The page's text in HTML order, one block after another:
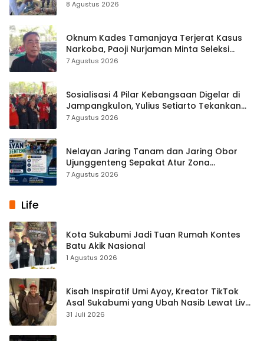
8 Agustus 2026
Oknum Kades Tamanjaya Terjerat Kasus
Narkoba, Paoji Nurjaman Minta Seleksi
Calon Kades Diperketat
7 Agustus 2026
Sosialisasi 4 Pilar Kebangsaan Digelar di
Jampangkulon, Yulius Setiarto Tekankan
Pentingnya Persatuan
7 Agustus 2026
Nelayan Jaring Tanam dan Jaring Obor
Ujunggenteng Sepakat Atur Zona
Penangkapan
7 Agustus 2026
Life
Kota Sukabumi Jadi Tuan Rumah Kontes
Batu Akik Nasional
1 Agustus 2026
Kisah Inspiratif Umi Ayoy, Kreator TikTok
Asal Sukabumi yang Ubah Nasib Lewat Live
Streaming
31 Juli 2026